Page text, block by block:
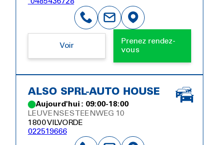
Voir
Prenez rendez-
vous
ALSO SPRL-AUTO HOUSE
Aujourd'hui : 09:00-18:00
LEUVENSESTEENWEG 10
1800 VILVORDE
022519666